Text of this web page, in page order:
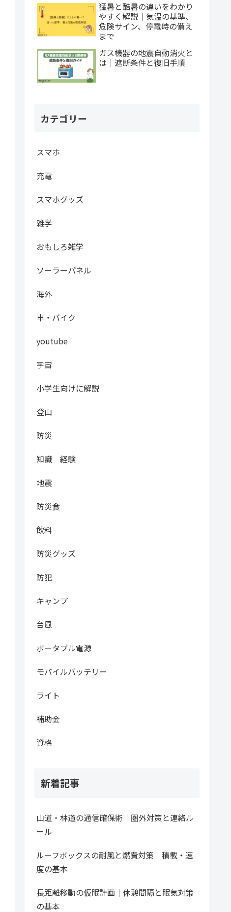
猛暑と酷暑の違いをわかり
やすく解説｜気温の基準、
危険サイン、停電時の備え
まで
ガス機器の地震自動消火と
は｜遮断条件と復旧手順
カテゴリー
スマホ
充電
スマホグッズ
雑学
おもしろ雑学
ソーラーパネル
海外
車・バイク
youtube
宇宙
小学生向けに解説
登山
防災
知識 経験
地震
防災食
飲料
防災グッズ
防犯
キャンプ
台風
ボータブル電源
モバイルバッテリー
ライト
補助金
資格
新着記事
山道・林道の通信確保術｜圏外対策と連絡ル
ール
ルーフボックスの耐風と燃費対策｜積載・速
度の基本
長距離移動の仮眠計画｜休憩間隔と眠気対策
の基本